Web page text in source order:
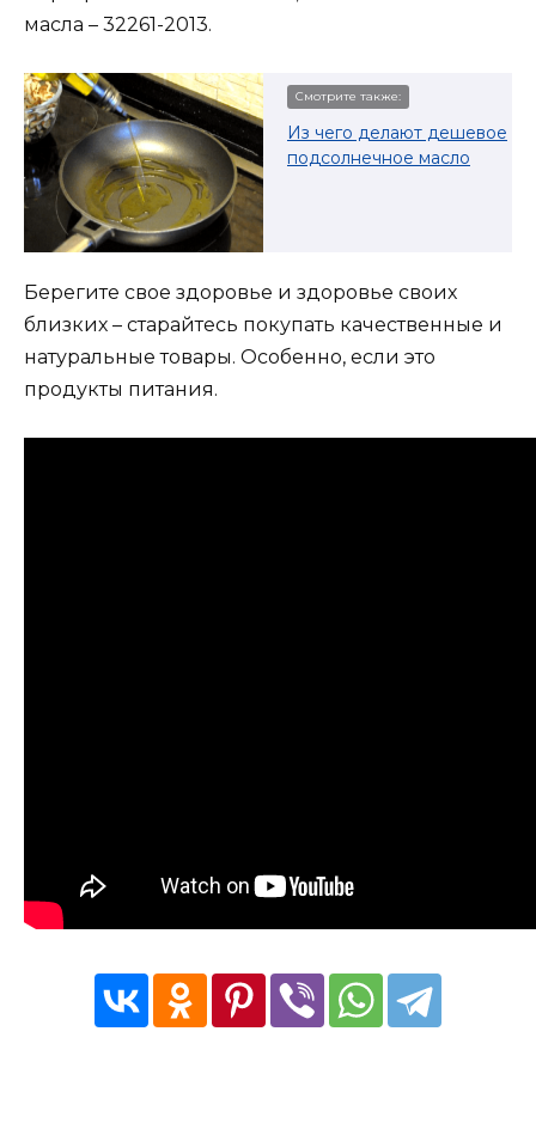
масла – 32261-2013.
Смотрите также:
Из чего делают дешевое
подсолнечное масло
Берегите свое здоровье и здоровье своих
близких – старайтесь покупать качественные и
натуральные товары. Особенно, если это
продукты питания.